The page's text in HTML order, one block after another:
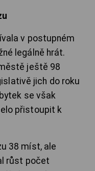
v postupném
legálně hrát.
ještě 98
jich do roku
se však
přistoupit k
38 míst, ale
růst počet